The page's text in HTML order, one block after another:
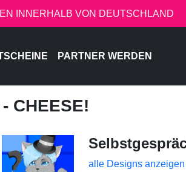
INNERHALB VON DEUTSCHLAND
PARTNER WERDEN
CHEESE!
alle Designs anzeigen